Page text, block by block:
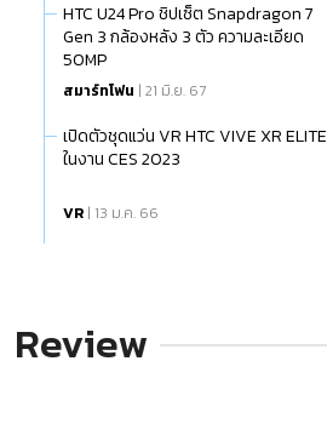
HTC U24 Pro ชิปเซ็ต Snapdragon 7
Gen 3 กล้องหลัง 3 ตัว ความละเอียด
50MP
สมาร์ทโฟน | 21 มิ.ย. 67
เปิดตัวชุดแว่น VR HTC VIVE XR ELITE
ในงาน CES 2023
VR | 13 ม.ค. 66
Review